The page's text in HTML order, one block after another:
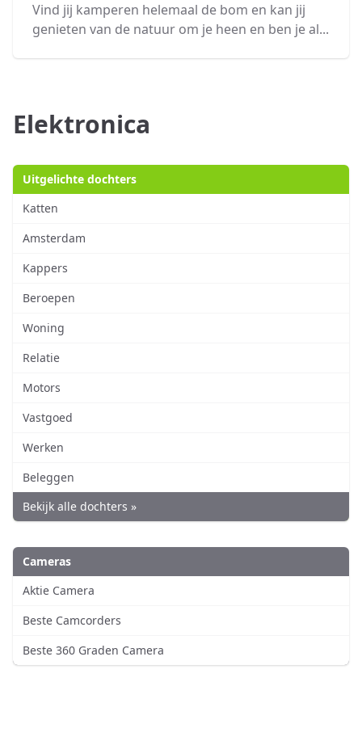
Vind jij kamperen helemaal de bom en kan jij
genieten van de natuur om je heen en ben je al...
Elektronica
Uitgelichte dochters
Katten
Amsterdam
Kappers
Beroepen
Woning
Relatie
Motors
Vastgoed
Werken
Beleggen
Bekijk alle dochters »
Cameras
Aktie Camera
Beste Camcorders
Beste 360 Graden Camera